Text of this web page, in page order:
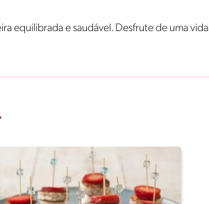
equilibrada e saudável. Desfrute de uma vida